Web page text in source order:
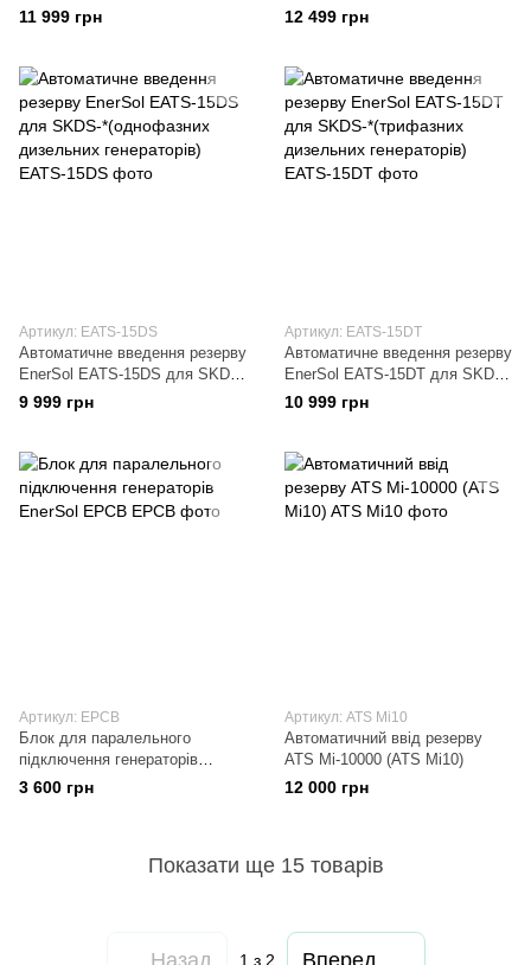
до генератора EPG-7500SEA
11 999 грн
до генератора EPG-7500TEA
12 499 грн
Артикул: EATS-15DS
Автоматичне введення резерву
EnerSol EATS-15DS для SKDS-
*(однофазних дизельних
генераторів)
9 999 грн
Артикул: EATS-15DT
Автоматичне введення резерву
EnerSol EATS-15DT для SKDS-
*(трифазних дизельних
генераторів)
10 999 грн
Артикул: EPCB
Блок для паралельного
підключення генераторів
EnerSol EPCB
3 600 грн
Артикул: ATS Mi10
Автоматичний ввід резерву
ATS Mi-10000 (ATS Mi10)
12 000 грн
Показати ще 15 товарів
Назад 1 з 2 Вперед